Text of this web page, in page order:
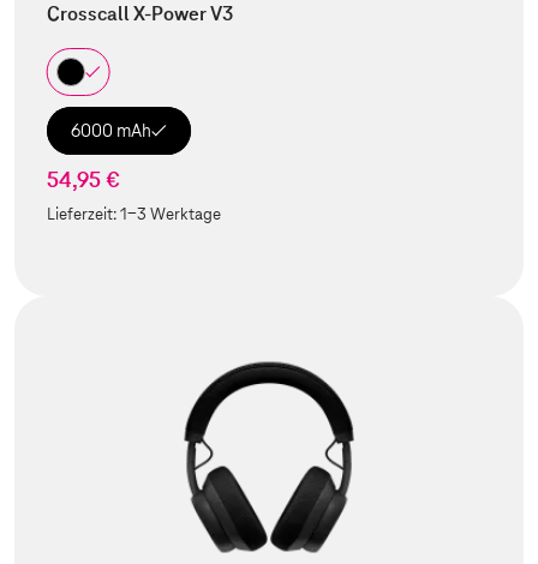
Crosscall X-Power V3
6000 mAh
54,95 €
Lieferzeit:1-3 Werktage